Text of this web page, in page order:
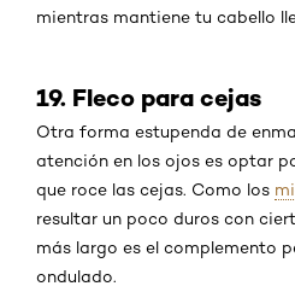
mientras mantiene tu cabello
19. Fleco para cejas
Otra forma estupenda de
atención en los ojos es optar
que roce las cejas. Como los
resultar un poco duros con
más largo es el complemento
ondulado.